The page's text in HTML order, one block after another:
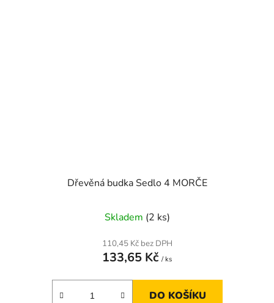
Dřevěná budka Sedlo 4 MORČE
Skladem (2 ks)
110,45 Kč bez DPH
133,65 Kč / ks
DO KOŠÍKU